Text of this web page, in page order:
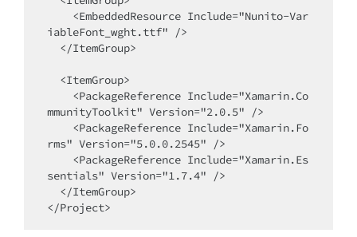
iableFont_wght.ttf" />
mmunityToolkit" Version="2.0.5" />
rms" Version="5.0.0.2545" />
sentials" Version="1.7.4" />
</Project>